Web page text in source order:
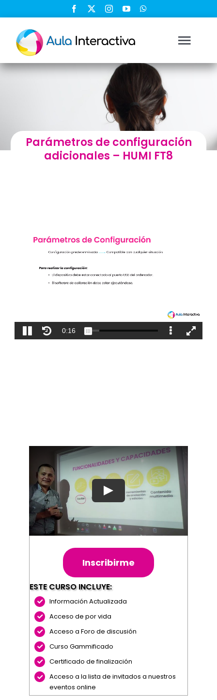
contenido
Ingresar
Registrarse
Nosotros
Blog
Parámetros de configuración
adicionales – HUMI FT8
Inscribirme
ESTE CURSO INCLUYE:
Información Actualizada
Acceso de por vida
Acceso a Foro de discusión
Curso Gammificado
Certificado de finalización
Acceso a la lista de invitados a nuestros
eventos online